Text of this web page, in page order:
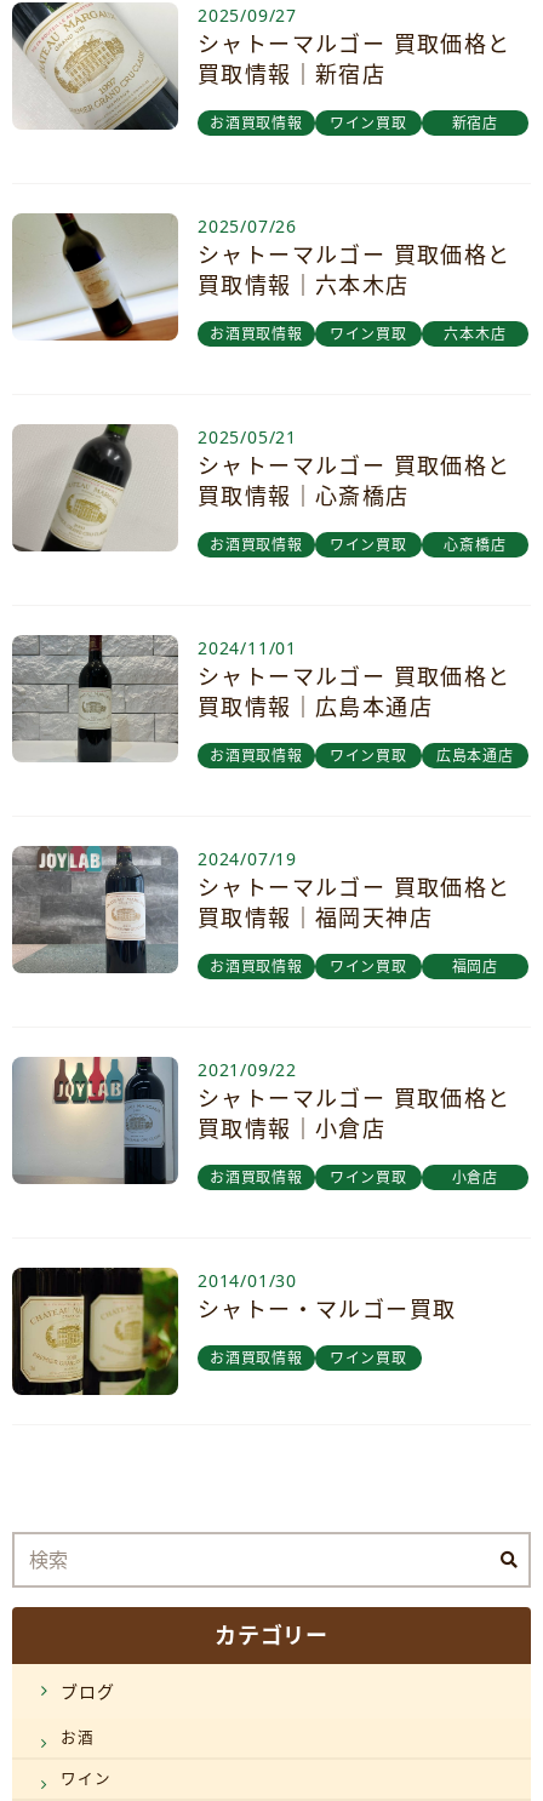
2025/09/27
シャトーマルゴー 買取価格と
買取情報｜新宿店
お酒買取情報 ワイン買取 新宿店
2025/07/26
シャトーマルゴー 買取価格と
買取情報｜六本木店
お酒買取情報 ワイン買取 六本木店
2025/05/21
シャトーマルゴー 買取価格と
買取情報｜心斎橋店
お酒買取情報 ワイン買取 心斎橋店
2024/11/01
シャトーマルゴー 買取価格と
買取情報｜広島本通店
お酒買取情報 ワイン買取 広島本通店
2024/07/19
シャトーマルゴー 買取価格と
買取情報｜福岡天神店
お酒買取情報 ワイン買取 福岡店
2021/09/22
シャトーマルゴー 買取価格と
買取情報｜小倉店
お酒買取情報 ワイン買取 小倉店
2014/01/30
シャトー・マルゴー買取
お酒買取情報 ワイン買取
カテゴリー
ブログ
お酒
ワイン